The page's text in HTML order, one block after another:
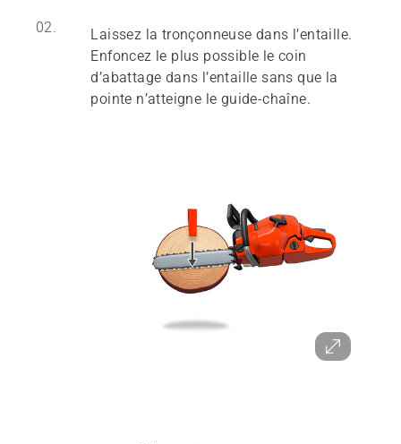
02.
Laissez la tronçonneuse dans l’entaille.
Enfoncez le plus possible le coin
d’abattage dans l’entaille sans que la
pointe n’atteigne le guide-chaîne.